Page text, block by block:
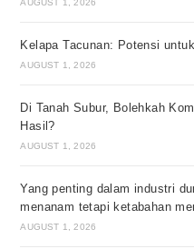
Kelapa Tacunan: Potensi
AUGUST 1, 2026
Di Tanah Subur, Bolehkah
Hasil?
AUGUST 1, 2026
Yang penting dalam industri
menanam tetapi ketabahan
AUGUST 1, 2026